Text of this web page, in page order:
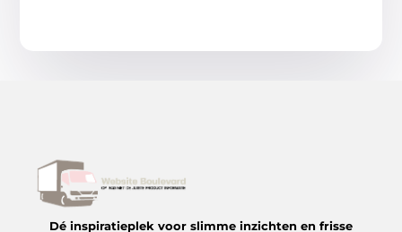
Dé inspiratieplek voor slimme inzichten en frisse